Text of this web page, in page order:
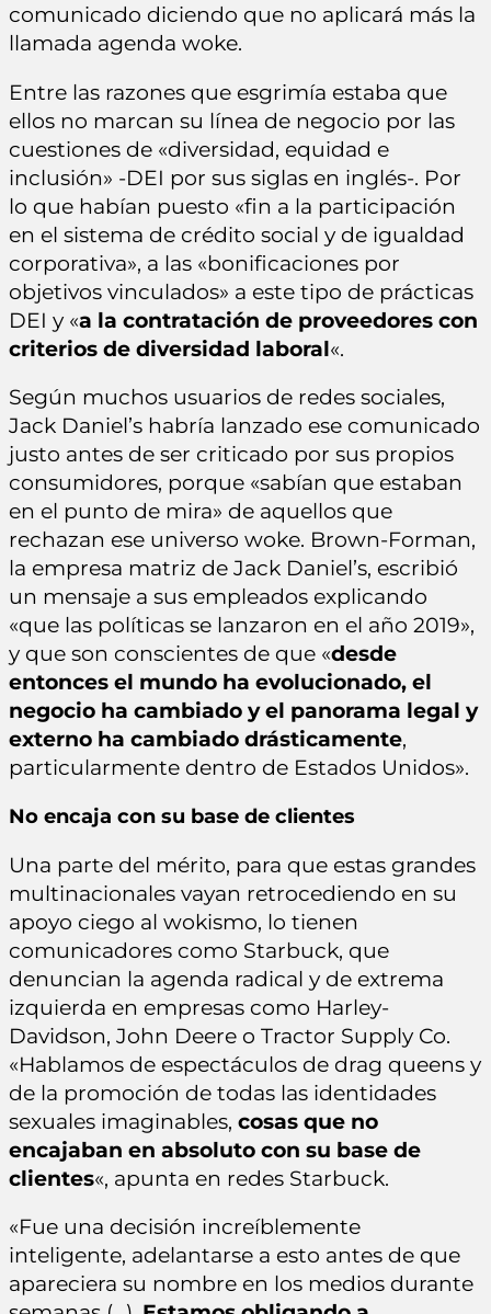
comunicado diciendo que no aplicará más la
llamada agenda woke.
Entre las razones que esgrimía estaba que
ellos no marcan su línea de negocio por las
cuestiones de «diversidad, equidad e
inclusión» -DEI por sus siglas en inglés-. Por
lo que habían puesto «fin a la participación
en el sistema de crédito social y de igualdad
corporativa», a las «bonificaciones por
objetivos vinculados» a este tipo de prácticas
DEI y «a la contratación de proveedores con
criterios de diversidad laboral«.
Según muchos usuarios de redes sociales,
Jack Daniel’s habría lanzado ese comunicado
justo antes de ser criticado por sus propios
consumidores, porque «sabían que estaban
en el punto de mira» de aquellos que
rechazan ese universo woke. Brown-Forman,
la empresa matriz de Jack Daniel’s, escribió
un mensaje a sus empleados explicando
«que las políticas se lanzaron en el año 2019»,
y que son conscientes de que «desde
entonces el mundo ha evolucionado, el
negocio ha cambiado y el panorama legal y
externo ha cambiado drásticamente,
particularmente dentro de Estados Unidos».
No encaja con su base de clientes
Una parte del mérito, para que estas grandes
multinacionales vayan retrocediendo en su
apoyo ciego al wokismo, lo tienen
comunicadores como Starbuck, que
denuncian la agenda radical y de extrema
izquierda en empresas como Harley-
Davidson, John Deere o Tractor Supply Co.
«Hablamos de espectáculos de drag queens y
de la promoción de todas las identidades
sexuales imaginables, cosas que no
encajaban en absoluto con su base de
clientes«, apunta en redes Starbuck.
«Fue una decisión increíblemente
inteligente, adelantarse a esto antes de que
apareciera su nombre en los medios durante